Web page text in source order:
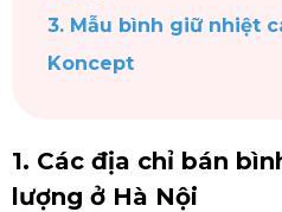
3. Mẫu bình giữ nhiệt
Koncept
1. Các địa chỉ bán
lượng ở Hà Nội